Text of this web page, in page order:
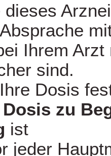
dieses
Ihrem
sind.
Dosis
zu
ist
jeder